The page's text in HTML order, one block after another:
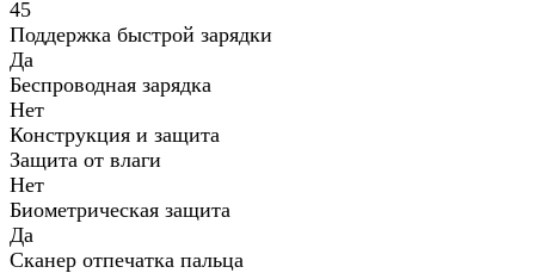
45
Поддержка быстрой зарядки
Да
Беспроводная зарядка
Нет
Конструкция и защита
Защита от влаги
Нет
Биометрическая защита
Да
Сканер отпечатка пальца